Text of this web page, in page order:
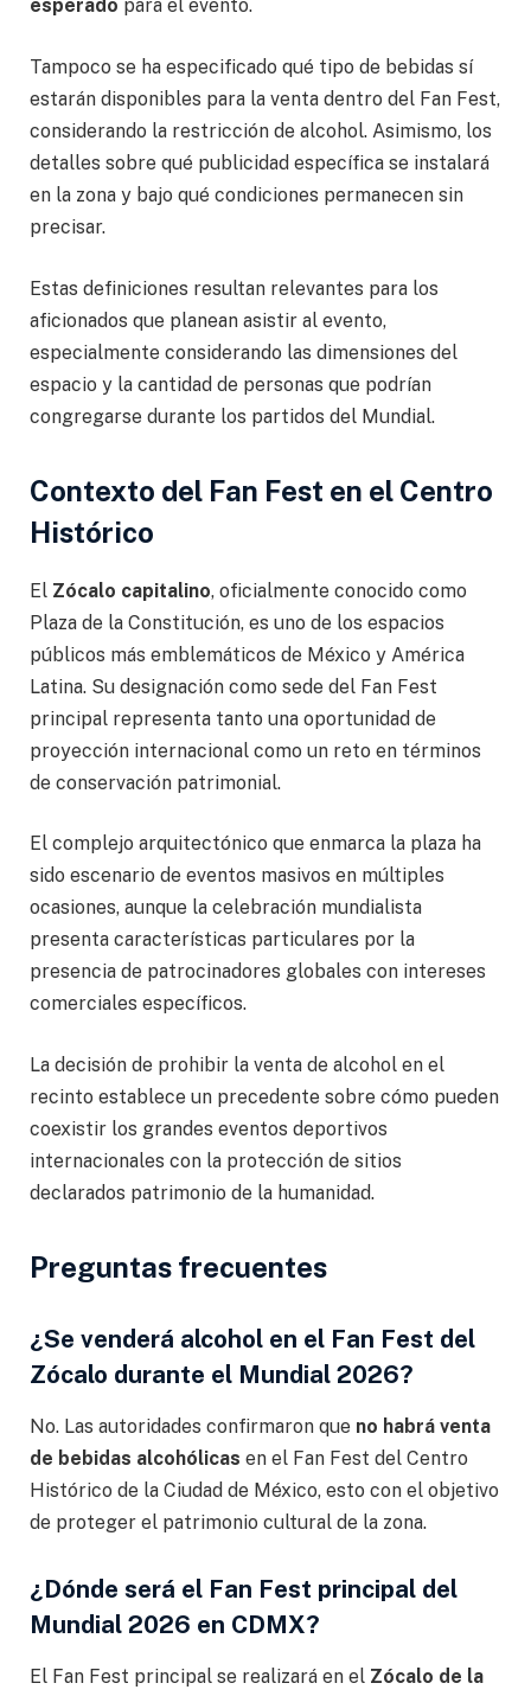
esperado para el evento.
Tampoco se ha especificado qué tipo de bebidas sí
estarán disponibles para la venta dentro del Fan Fest,
considerando la restricción de alcohol. Asimismo, los
detalles sobre qué publicidad específica se instalará
en la zona y bajo qué condiciones permanecen sin
precisar.
Estas definiciones resultan relevantes para los
aficionados que planean asistir al evento,
especialmente considerando las dimensiones del
espacio y la cantidad de personas que podrían
congregarse durante los partidos del Mundial.
Contexto del Fan Fest en el Centro
Histórico
El Zócalo capitalino, oficialmente conocido como
Plaza de la Constitución, es uno de los espacios
públicos más emblemáticos de México y América
Latina. Su designación como sede del Fan Fest
principal representa tanto una oportunidad de
proyección internacional como un reto en términos
de conservación patrimonial.
El complejo arquitectónico que enmarca la plaza ha
sido escenario de eventos masivos en múltiples
ocasiones, aunque la celebración mundialista
presenta características particulares por la
presencia de patrocinadores globales con intereses
comerciales específicos.
La decisión de prohibir la venta de alcohol en el
recinto establece un precedente sobre cómo pueden
coexistir los grandes eventos deportivos
internacionales con la protección de sitios
declarados patrimonio de la humanidad.
Preguntas frecuentes
¿Se venderá alcohol en el Fan Fest del
Zócalo durante el Mundial 2026?
No. Las autoridades confirmaron que no habrá venta
de bebidas alcohólicas en el Fan Fest del Centro
Histórico de la Ciudad de México, esto con el objetivo
de proteger el patrimonio cultural de la zona.
¿Dónde será el Fan Fest principal del
Mundial 2026 en CDMX?
El Fan Fest principal se realizará en el Zócalo de la